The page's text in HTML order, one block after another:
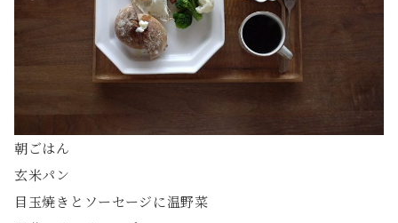
朝ごはん
玄米パン
目玉焼きとソーセージに温野菜